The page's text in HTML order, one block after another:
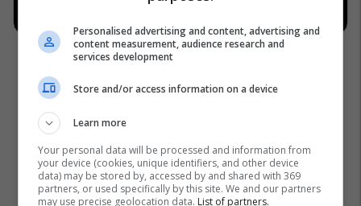
Personalised advertising and content, advertising and
content measurement, audience research and
services development
Store and/or access information on a device
Learn more
Your personal data will be processed and information from
your device (cookies, unique identifiers, and other device
data) may be stored by, accessed by and shared with 369
partners, or used specifically by this site. We and our partners
may use precise geolocation data. List of partners.